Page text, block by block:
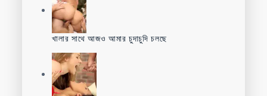
খালার সাথে আজও আমার চুদাচুদি চলছে